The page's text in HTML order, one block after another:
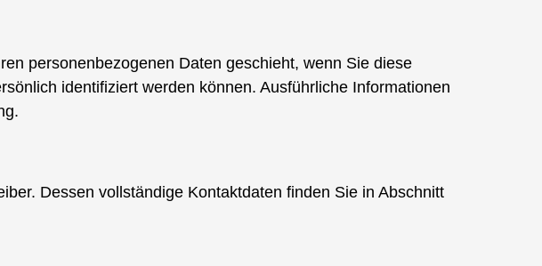
personenbezogenen Daten geschieht, wenn Sie diese
identifiziert werden können. Ausführliche Informationen
Dessen vollständige Kontaktdaten finden Sie in Abschnitt